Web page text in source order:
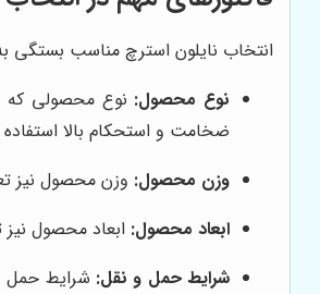
انتخاب نایلون استرچ مناسب بستگی
نوع محصول: نوع محصولی که
ضخامت و استحکام بالا استفاده
وزن محصول: وزن محصول نیز
ابعاد محصول: ابعاد محصول
شرایط حمل و نقل: شرایط حمل